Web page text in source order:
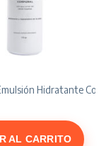
Hidratante
AL CARRITO